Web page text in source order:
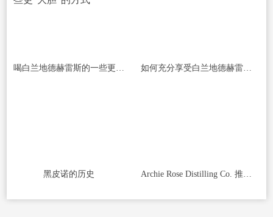
如何充分享受白兰地德赫雷斯(一）
黑皮诺的历史